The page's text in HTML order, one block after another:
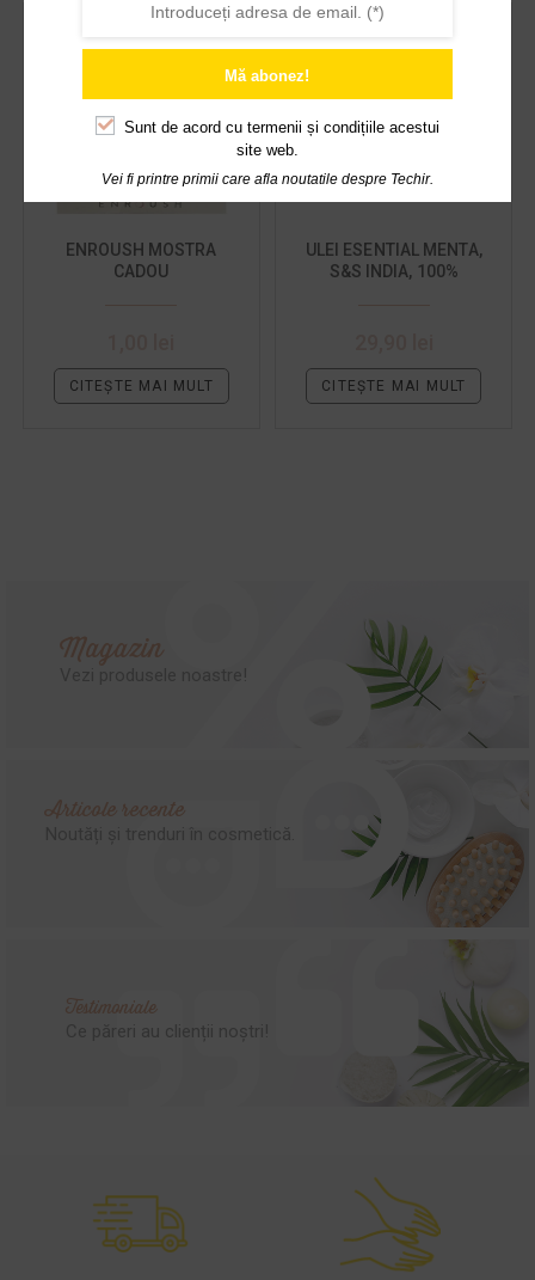
ENROUSH MOSTRA
CADOU
CITEȘTE MAI MULT
ULEI ESENTIAL MENTA,
S&S INDIA, 100%
CITEȘTE MAI MULT
Magazin
Vezi produsele noastre!
Articole recente
Noutăți și trenduri în cosmetică.
Testimoniale
Ce păreri au clienții noștri!
Mă abonez!
Sunt de acord cu termenii și condițiile acestui
site web.
Vei fi printre primii care afla noutatile despre Techir.